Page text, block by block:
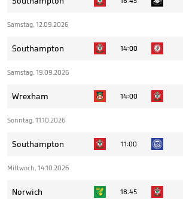
Samstag, 12.09.2026
Southampton 14:00
Samstag, 19.09.2026
Wrexham 14:00
Sonntag, 11.10.2026
Southampton 11:00
Mittwoch, 14.10.2026
Norwich 18:45